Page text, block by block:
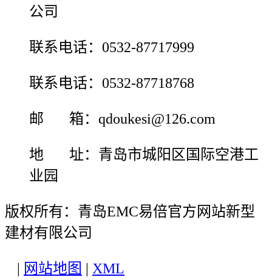
公司
联系电话：0532-87717999
联系电话：0532-87718768
邮 箱：qdoukesi@126.com
地 址：青岛市城阳区国际空港工
业园
版权所有：青岛EMC易倍官方网站新型
建材有限公司
网站地图 XML